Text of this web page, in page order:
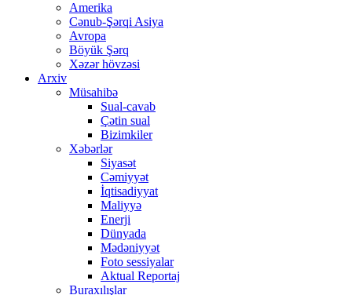
Amerika
Cənub-Şərqi Asiya
Avropa
Böyük Şərq
Xəzər hövzəsi
Arxiv
Müsahibə
Sual-cavab
Çətin sual
Bizimkiler
Xəbərlər
Siyasət
Cəmiyyət
İqtisadiyyat
Maliyyə
Enerji
Dünyada
Mədəniyyət
Foto sessiyalar
Aktual Reportaj
Buraxılışlar